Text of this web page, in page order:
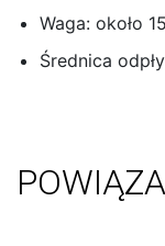
Waga: około
Średnica